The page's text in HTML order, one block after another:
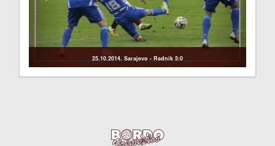
25.10.2014. Sarajevo - Radnik 5:0